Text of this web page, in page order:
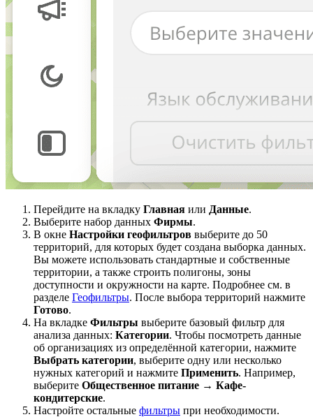
Перейдите на вкладку Главная или Данные.
Выберите набор данных Фирмы.
В окне Настройки геофильтров выберите до 50
территорий, для которых будет создана выборка данных.
Вы можете использовать стандартные и собственные
территории, а также строить полигоны, зоны
доступности и окружности на карте. Подробнее см. в
разделе Геофильтры. После выбора территорий нажмите
Готово.
На вкладке Фильтры выберите базовый фильтр для
анализа данных: Категории. Чтобы посмотреть данные
об организациях из определённой категории, нажмите
Выбрать категории, выберите одну или несколько
нужных категорий и нажмите Применить. Например,
выберите Общественное питание → Кафе-
кондитерские.
Настройте остальные фильтры при необходимости.